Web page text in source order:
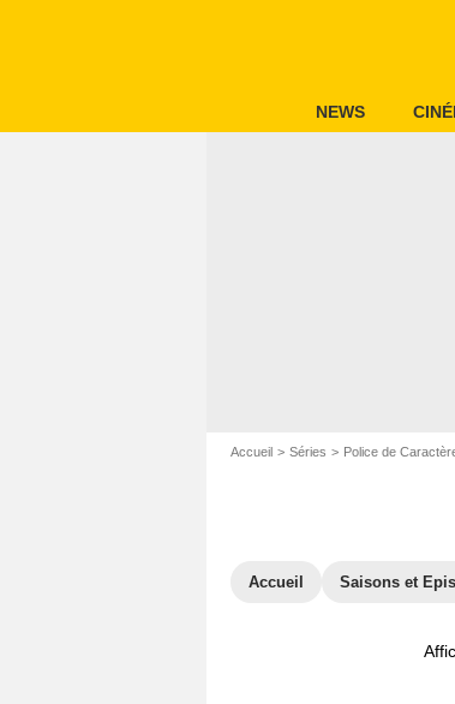
NEWS
Accueil Séries Police de
Accueil Saisons et